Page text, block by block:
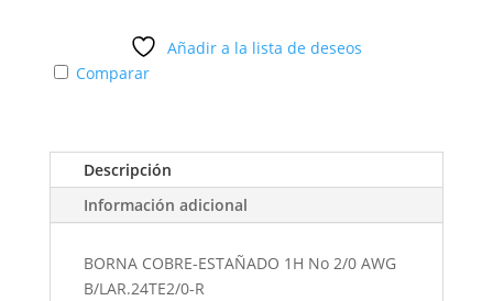
Añadir a la lista de deseos
Comparar
Descripción
Información adicional
BORNA COBRE-ESTAÑADO 1H No 2/0 AWG
B/LAR.24TE2/0-R